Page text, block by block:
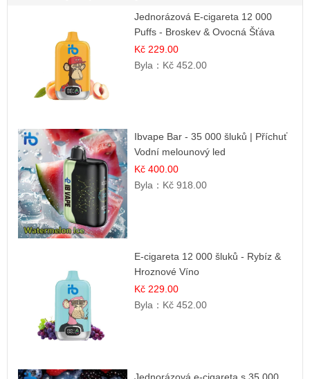
Jednorázová E-cigareta 12 000
Puffs - Broskev & Ovocná Šťáva
Kč 229.00
Byla： Kč 452.00
Ibvape Bar - 35 000 šluků | Příchuť
Vodní melounový led
Kč 400.00
Byla： Kč 918.00
E-cigareta 12 000 šluků - Rybíz &
Hroznové Víno
Kč 229.00
Byla： Kč 452.00